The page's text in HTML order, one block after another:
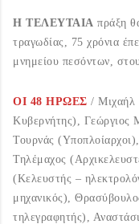
Η ΤΕΛΕΥΤΑΙΑ πράξη
τραγωδίας, 75 χρόνια
μνημείου πεσόντων,
ΟΙ 48 ΗΡΩΕΣ / Μιχαήλ
Κυβερνήτης), Γεώργιος
Τουρνάς
Τηλέμαχος
(Κελευστής –
μηχανικός),
τηλεγραφητής),